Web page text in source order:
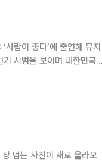
시범을 보이며 대한민국
넘는 사진이 새로 올라오